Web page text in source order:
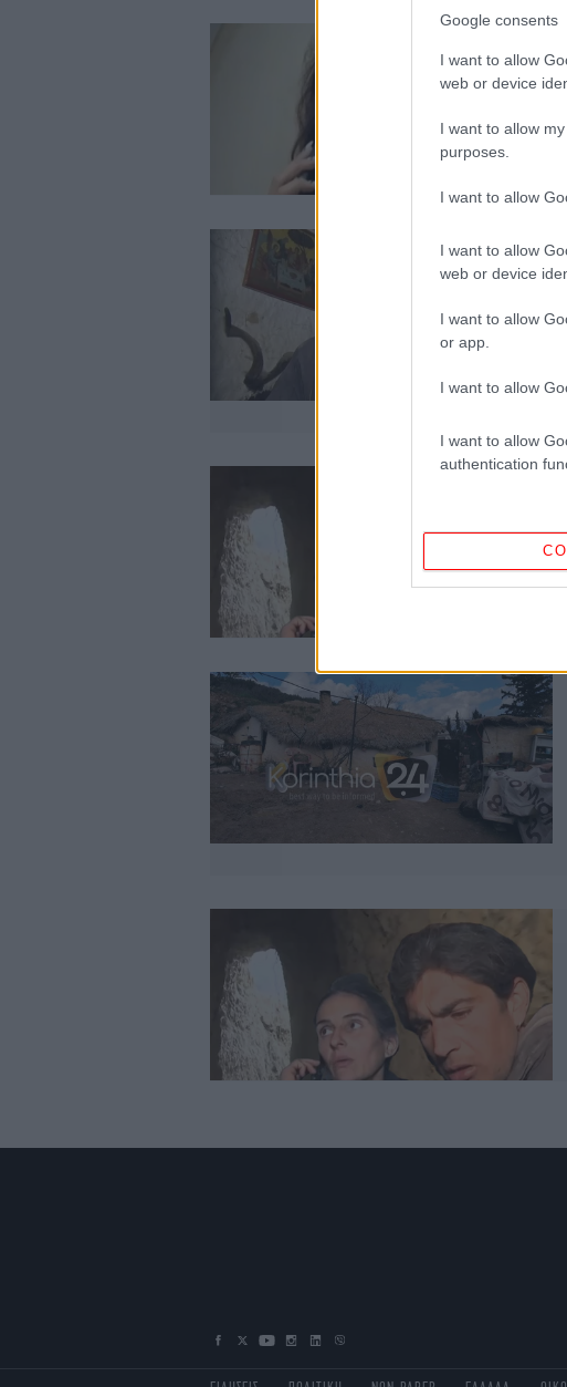
Google consents
I want to allow
web or device
I want to allow
purposes.
I want to allow
I want to allow
web or device
I want to allow
or app.
I want to allow
I want to allow
authentication